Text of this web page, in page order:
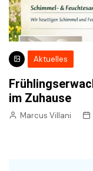
Aktuelles
im Zuhause
Marcus Villani